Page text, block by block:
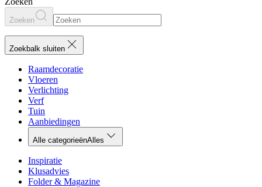
Zoeken
Zoekbalk sluiten
Raamdecoratie
Vloeren
Verlichting
Verf
Tuin
Aanbiedingen
Alle categorieënAlles
Inspiratie
Klusadvies
Folder & Magazine